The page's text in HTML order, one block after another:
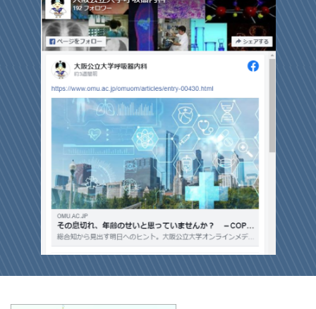
2025年5月1日
お知らせ
日本アレルギー学会において、当科山田一宏先生がサノフィ優
秀論文賞を受賞しました。
2025年5月1日
お知らせ
当科では医局秘書を募集します。 詳細はこちら。
2025年3月3日
お知らせ
当科大学院生古川医師の研究が大阪公立大学よりプレスリリ
ースされました。
2025年8月1日
更新情報
スタッフ一覧、教室の出来事・ニュースのページを更新しまし
2025年7月1日
更新情報
スタッフ一覧、桃蹊会（大阪公立大学第一内科同窓会）のペー
ジを更新しました。
2025年6月1日
更新情報
スタッフ一覧、桃蹊会（大阪公立大学第一内科同窓会）のペー
ジを更新しました。